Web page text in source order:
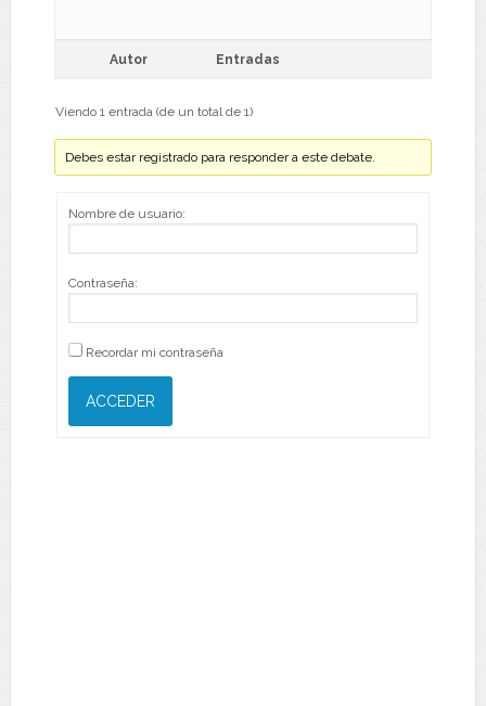
Autor Entradas
Viendo 1 entrada (de un total de 1)
Debes estar registrado para responder a este debate.
Nombre de usuario:
Contraseña:
Recordar mi contraseña
ACCEDER